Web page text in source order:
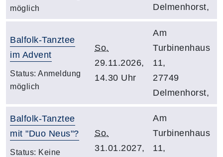
möglich
Delmenhorst,
Balfolk-Tanztee
im Advent
Status: Anmeldung
möglich
So.
29.11.2026,
14.30 Uhr
Am
Turbinenhaus
11,
27749
Delmenhorst,
Balfolk-Tanztee
mit "Duo Neus"?
Status: Keine
So.
31.01.2027,
Am
Turbinenhaus
11,